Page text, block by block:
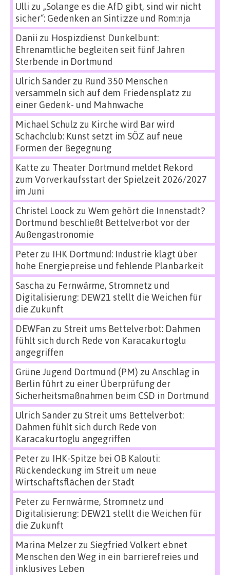
Ulli zu „Solange es die AfD gibt, sind wir nicht
sicher“: Gedenken an Sinti:zze und Rom:nja
Danii zu Hospizdienst Dunkelbunt:
Ehrenamtliche begleiten seit fünf Jahren
Sterbende in Dortmund
Ulrich Sanderzu Rund 350 Menschen
versammeln sich auf dem Friedensplatz zu
einer Gedenk- und Mahnwache
Michael Schulz zu Kirche wird Bar wird
Schachclub: Kunst setzt im SÖZ auf neue
Formen der Begegnung
Katte zu Theater Dortmund meldet Rekord
zum Vorverkaufsstart der Spielzeit 2026/2027
im Juni
Christel Loock zu Wem gehört die Innenstadt?
Dortmund beschließt Bettelverbot vor der
Außengastronomie
Peterzu IHK Dortmund: Industrie klagt über
hohe Energiepreise und fehlende Planbarkeit
Sascha zu Fernwärme, Stromnetz und
Digitalisierung: DEW21 stellt die Weichen für
die Zukunft
DEWFan zu Streit ums Bettelverbot: Dahmen
fühlt sich durch Rede von Karacakurtoglu
angegriffen
Grüne Jugend Dortmund (PM) zu Anschlag in
Berlin führt zu einer Überprüfung der
Sicherheitsmaßnahmen beim CSD in Dortmund
Ulrich Sanderzu Streit ums Bettelverbot:
Dahmen fühlt sich durch Rede von
Karacakurtoglu angegriffen
Peterzu IHK-Spitze bei OB Kalouti:
Rückendeckung im Streit um neue
Wirtschaftsflächen der Stadt
Peterzu Fernwärme, Stromnetz und
Digitalisierung: DEW21 stellt die Weichen für
die Zukunft
Marina Melzerzu Siegfried Volkert ebnet
Menschen den Weg in ein barrierefreies und
inklusives Leben